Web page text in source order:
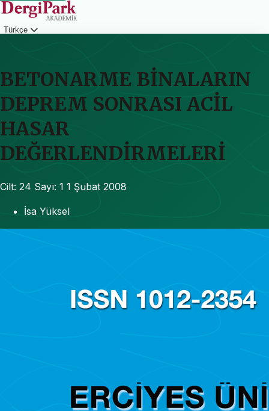
Türkçe
BETONARME BİNALARIN
DEPREM SONRASI ACİL
HASAR
DEĞERLENDİRMELERİ
Cilt: 24 Sayı: 1 1 Şubat 2008
İsa Yüksel